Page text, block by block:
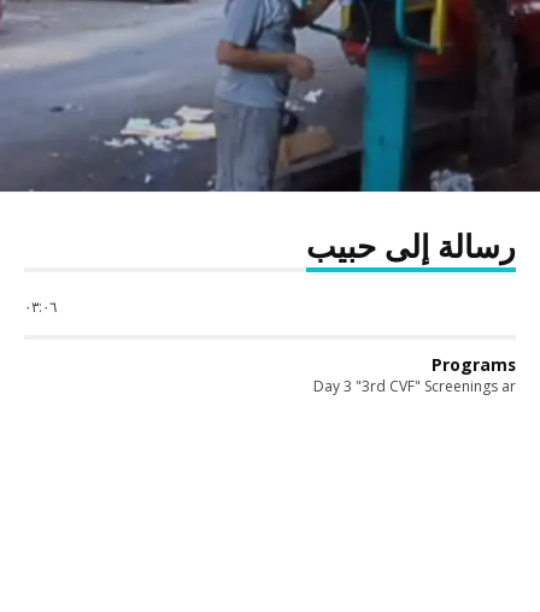
رسالة إلى حبيب
٠٣:٠٦
Programs
Day 3 "3rd CVF" Screenings ar